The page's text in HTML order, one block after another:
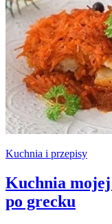
Kuchnia i przepisy
Kuchnia
po grecku